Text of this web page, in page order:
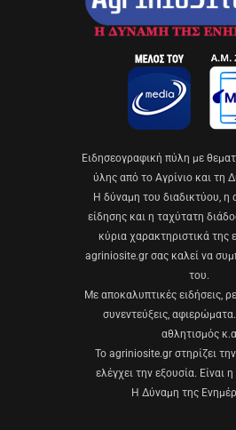
Eιδησεογραφική πύλη με
ύλης από το Αγρίνιο και τη
Η δύναμη του διαδικτύου, η
είδησης και η ταχύτατη
κύρια χαρακτηριστικά της
agriniosite.gr σας καλεί να
του.
Με αποκαλυπτικές ειδήσεις,
συνεντεύξεις, αφιερώματα.
αθλητισμός κ.α
Το agriniosite.gr στηρίζει
ελέγχει την εξουσία. Είναι
Η Δύναμη της